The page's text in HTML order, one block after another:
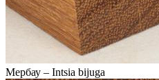
Мербау – Intsia bijuga